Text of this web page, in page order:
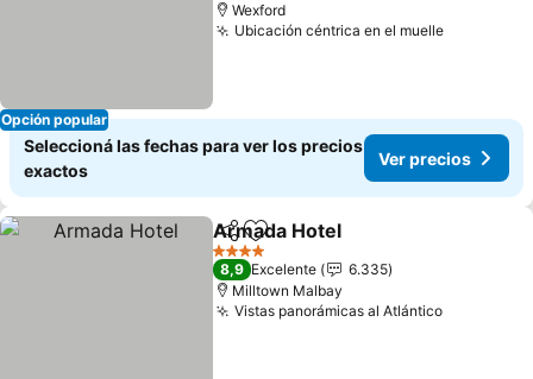
Opción popular
Wexford
Ubicación céntrica en el muelleVer
Seleccioná las fechas para ver los precios
exactos
Ver precios
CompartirAñadir a favoritos
Armada Hotel
4 Estrellas
8,9 Excelente
6.335
Milltown Malbay
Vistas panorámicas al AtlánticoVer